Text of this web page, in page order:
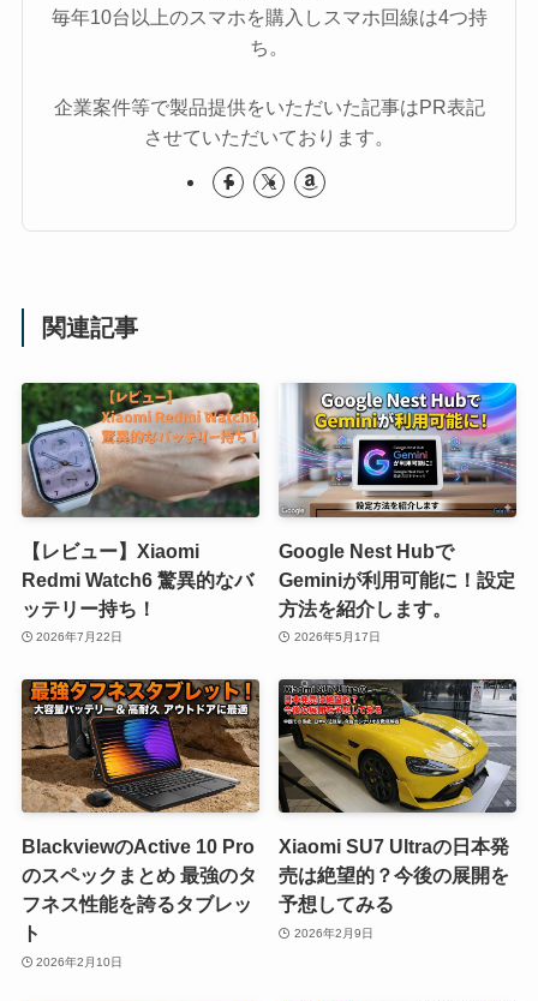
毎年10台以上のスマホを購入しスマホ回線は4つ持
ち。
企業案件等で製品提供をいただいた記事はPR表記
させていただいております。
関連記事
【レビュー】Xiaomi
Redmi Watch6 驚異的なバ
ッテリー持ち！
2026年7月22日
Google Nest Hubで
Geminiが利用可能に！設定
方法を紹介します。
2026年5月17日
BlackviewのActive 10 Pro
のスペックまとめ 最強のタ
フネス性能を誇るタブレッ
ト
2026年2月10日
Xiaomi SU7 Ultraの日本発
売は絶望的？今後の展開を
予想してみる
2026年2月9日